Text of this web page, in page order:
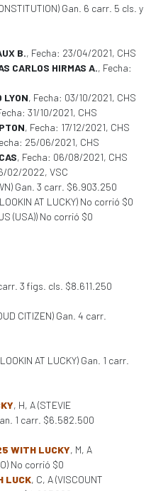
Gan. 6 carr. 5 cls. y
B., Fecha: 23/04/2021, CHS
CARLOS HIRMAS A., Fecha:
LYON, Fecha: 03/10/2021, CHS
31/10/2021, CHS
, Fecha: 17/12/2021, CHS
25/06/2021, CHS
, Fecha: 06/08/2021, CHS
02/2022, VSC
Gan. 3 carr. $6.903.250
AT LUCKY) No corrió $0
(USA)) No corrió $0
3 figs. cls. $8.611.250
CITIZEN) Gan. 4 carr.
AT LUCKY) Gan. 1 carr.
, H, A (STEVIE
1 carr. $6.582.500
WITH LUCKY, M, A
No corrió $0
LUCK, C, A (VISCOUNT